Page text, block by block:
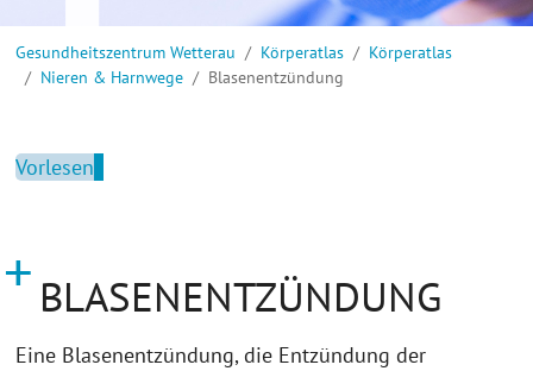
Gesundheitszentrum Wetterau Körperatlas
Körperatlas
Nieren & Harnwege
Blasenentzündung
Vorlesen
BLASENENTZÜNDUNG
Eine Blasenentzündung, die Entzündung der